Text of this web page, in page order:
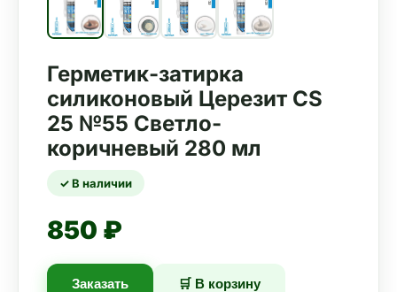
Герметик-затирка
силиконовый Церезит CS
25 №55 Светло-
коричневый 280 мл
✓ В наличии
850 ₽
Заказать 🛒 В корзину